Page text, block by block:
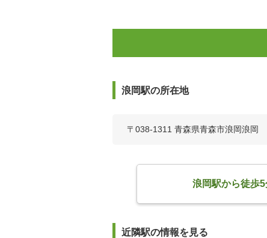
浪岡駅の所在地
〒038-1311 青森県青森市浪岡浪岡
浪岡駅から徒歩
近隣駅の情報を見る